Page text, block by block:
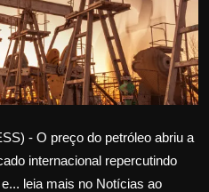
- O preço do petróleo abriu a
internacional repercutindo
leia mais no Notícias ao